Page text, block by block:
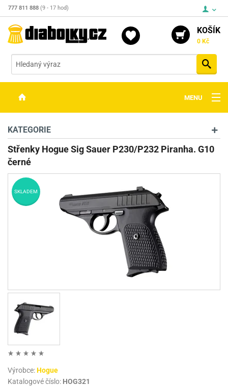
777 811 888 (9 - 17 hod)
KOŠÍK
0 Kč
MENU
OPTIKA
STŘELIVO
PŘÍSLUŠENSTVÍ
DETEKTORY KOVŮ
KATEGORIE
Střenky Hogue Sig Sauer P230/P232 Piranha. G10
černé
SKLADEM
Výrobce:Hogue
Katalogové číslo: HOG321